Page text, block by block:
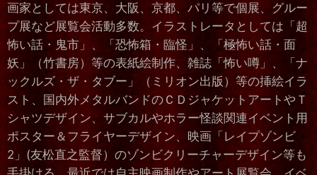
画家としては東京、大阪、京都、パリ等で個展、グルー
プ展など展覧会活動多数。イラストレータとしては「超
怖い話・鬼市」、「恐怖箱・臨怪」、「極怖い話・面
妖」（竹書房）等の表紙絵制作、雑誌「怖い噂」、「ナ
ックルズ・ザ・タブー」（ミリオン出版）等の挿絵イラ
スト、国内外メタルバンドのＣＤジャケットアートやＴ
シャツデザイン、サブカルやホラー怪談関連イベント用
ポスター＆フライヤーデザイン、映画「レイプゾンビ
2」(友松直之監督）のゾンビクリーチャーデザイン等も